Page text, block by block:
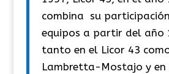
combina su
equipos a partir del año
tanto en el Licor 43
Lambretta-Mostajo y en